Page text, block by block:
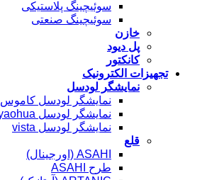
سوئیچینگ پلاستیکی
سوئیچینگ صنعتی
خازن
پل دیود
کانکتور
تجهیزات الکترونیک
نمایشگر لودسل
نمایشگر لودسل کاموس
نمایشگر لودسل yaohua
نمایشگر لودسل vista
قلع
ASAHI (اورجینال)
طرح ASAHI